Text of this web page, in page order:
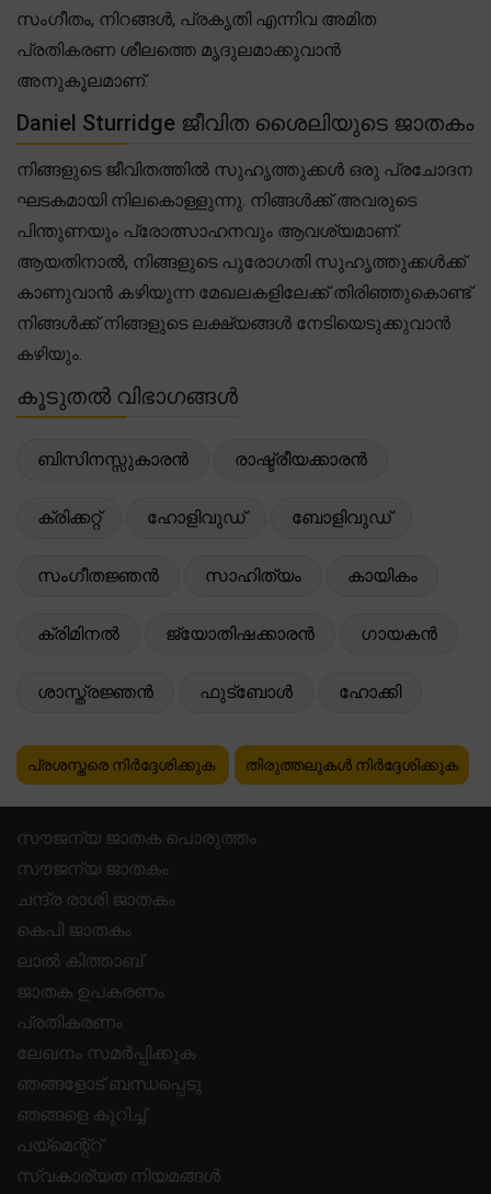
സംഗീതം, നിറങ്ങൾ, പ്രകൃതി എന്നിവ അമിത
പ്രതികരണ ശീലത്തെ മൃദുലമാക്കുവാൻ
അനുകൂലമാണ്.
Daniel Sturridge ജീവിത ശൈലിയുടെ ജാതകം
നിങ്ങളുടെ ജീവിതത്തിൽ സുഹൃത്തുക്കൾ ഒരു പ്രചോദന
ഘടകമായി നിലകൊള്ളുന്നു. നിങ്ങൾക്ക് അവരുടെ
പിന്തുണയും പ്രോത്സാഹനവും ആവശ്യമാണ്.
ആയതിനാൽ, നിങ്ങളുടെ പുരോഗതി സുഹൃത്തുക്കൾക്ക്
കാണുവാൻ കഴിയുന്ന മേഖലകളിലേക്ക് തിരിഞ്ഞുകൊണ്ട്
നിങ്ങൾക്ക് നിങ്ങളുടെ ലക്ഷ്യങ്ങൾ നേടിയെടുക്കുവാൻ
കഴിയും.
കൂടുതൽ വിഭാഗങ്ങൾ
ബിസിനസ്സുകാരൻ രാഷ്ട്രീയക്കാരൻ
ക്രിക്കറ്റ് ഹോളിവുഡ് ബോളിവുഡ്
സംഗീതജ്ഞൻ സാഹിത്യം കായികം
ക്രിമിനൽ ജ്യോതിഷക്കാരൻ ഗായകൻ
ശാസ്ത്രജ്ഞൻ ഫുട്ബോൾ ഹോക്കി
പ്രശസ്തരെ നിർദ്ദേശിക്കുക തിരുത്തലുകൾ നിർദ്ദേശിക്കുക
സൗജന്യ ജാതക പൊരുത്തം
സൗജന്യ ജാതകം
ചന്ദ്ര രാശി ജാതകം
കെപി ജാതകം
ലാൽ കിത്താബ്
ജാതക ഉപകരണം
പ്രതികരണം
ലേഖനം സമർപ്പിക്കുക
ഞങ്ങളോട് ബന്ധപ്പെടു
ഞങ്ങളെ കുറിച്ച്
പയ്മെന്റ്റ്
സ്വകാര്യത നിയമങ്ങൾ